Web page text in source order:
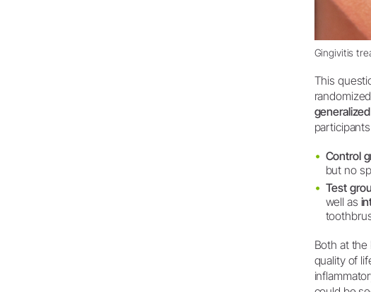
Gingivitis
This
Control
but no
Test
well as
Both at
quality of